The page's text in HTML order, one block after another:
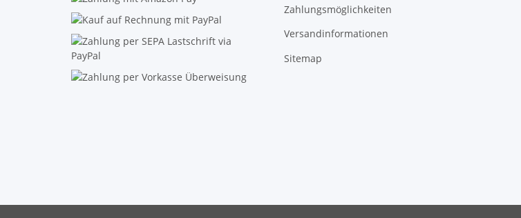
Zahlungsmöglichkeiten
Versandinformationen
Sitemap